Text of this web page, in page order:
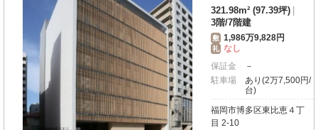
321.98m² (97.39坪)
3階/7階建
敷 1,986万9,828円
礼 なし
保証金
－
駐車場
あり(2万7,500円/
台)
福岡市博多区東比恵４丁
目 2-10